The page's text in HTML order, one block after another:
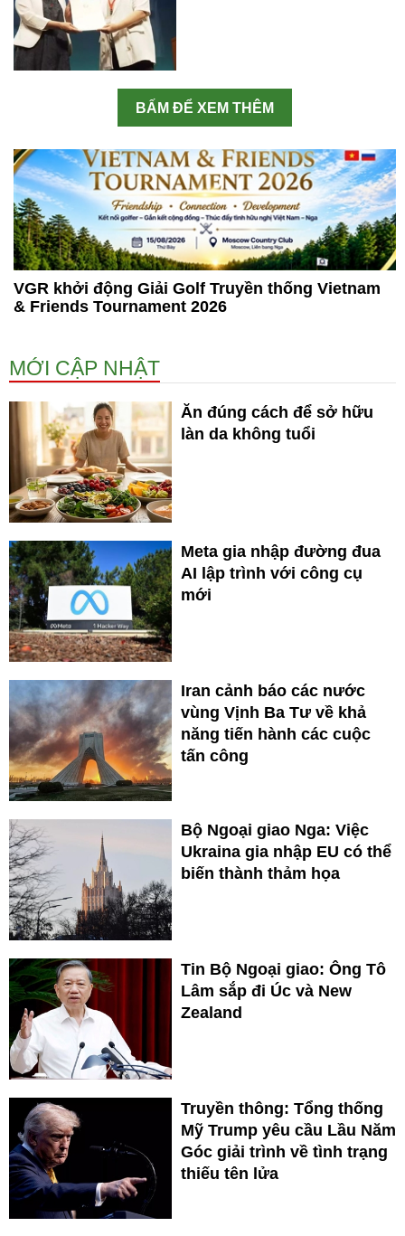
BẤM ĐỂ XEM THÊM
VGR khởi động Giải Golf Truyền thống Vietnam
& Friends Tournament 2026
MỚI CẬP NHẬT
Ăn đúng cách để sở hữu
làn da không tuổi
Meta gia nhập đường đua
AI lập trình với công cụ
mới
Iran cảnh báo các nước
vùng Vịnh Ba Tư về khả
năng tiến hành các cuộc
tấn công
Bộ Ngoại giao Nga: Việc
Ukraina gia nhập EU có thể
biến thành thảm họa
Tin Bộ Ngoại giao: Ông Tô
Lâm sắp đi Úc và New
Zealand
Truyền thông: Tổng thống
Mỹ Trump yêu cầu Lầu Năm
Góc giải trình về tình trạng
thiếu tên lửa